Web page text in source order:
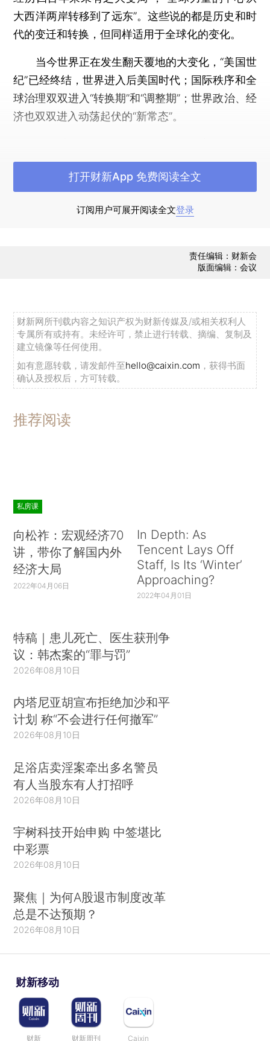
大西洋两岸转移到了远东”。这些说的都是历史和时
代的变迁和转换，但同样适用于全球化的变化。
当今世界正在发生翻天覆地的大变化，“美国世
纪”已经终结，世界进入后美国时代；国际秩序和全
球治理双双进入“转换期”和“调整期”；世界政治、经
济也双双进入动荡起伏的“新常态”。
整，这主要是因为：
一是以中国为代表的发展中国家和新兴经济体
整体力量上升，从根本上改变了世界力量格局。国
从1980年64%下降到42%。全球治理开始从“西方
会经历持续时间较长的“战略僵持期”。
二是随着以美国为代表的西方国家实力相对下
降，金融经济危机不断，还产生了前所未有的政治
制度危机，他们对新兴大国和发展中国家力量上升
守主义派甚至断定，新兴大国不可能和平崛起，与
地缘政治的不确定性、不稳定性、发生大国冲突的
三是世界经济自2008年金融危机以来长期低
迷徘徊，指导思想混乱。原有增长模式动能耗尽，
难以推动世界经济未来发展，新旧动能转换期加上
理念、发展模式。
四是全球化“新时代”来临，全球化与“逆全球
特别是主要发达国家长期以来忽视市场效率与社会
公平的平衡问题，导致贫富差距持续扩大，反全球
变一些国家的政治生态。现在，世界基尼系数远超
0.4%的警戒线，达到惊人的0.7%。
美国大选、英国退欧等“黑天鹅事件”层出不
穷。特朗普政府对外政策反全球化特征明显，“美国
第一”成为唯一基准，退出《巴黎协定》，反对自由
贸易，保护主义甚行。全球化进入大发展、大变
案。
全球化由此将面临四大严峻挑战：
第一，美国作为现有国际秩序和全球治理体系
合算”、“吃亏了”的思想占据上风，对维护现有国际
体系逐渐失去兴趣，推动修改或者重新制定国际规
则，特朗普总统上台后种种表现充分说明了这一
订阅用户可展开阅读全文登录
打开财新App 免费阅读全文
责任编辑：财新会
版面编辑：会议
财新网所刊载内容之知识产权为财新传媒及/或相关权利人
专属所有或持有。未经许可，禁止进行转载、摘编、复制及
建立镜像等任何使用。
如有意愿转载，请发邮件至hello@caixin.com ，获得书面
确认及授权后，方可转载。
推荐阅读
私房课
向松祚：宏观经济70
讲，带你了解国内外
经济大局
2022年04月06日
In Depth: As
Tencent Lays Off
Staff, Is Its ‘Winter’
Approaching?
2022年04月01日
特稿｜患儿死亡、医生获刑争
议：韩杰案的“罪与罚”
2026年08月10日
内塔尼亚胡宣布拒绝加沙和平
计划 称“不会进行任何撤军”
2026年08月10日
足浴店卖淫案牵出多名警员
有人当股东有人打招呼
2026年08月10日
宇树科技开始申购 中签堪比
中彩票
2026年08月10日
聚焦｜为何A股退市制度改革
总是不达预期？
2026年08月10日
财新移动
财新 财新周刊 Caixin